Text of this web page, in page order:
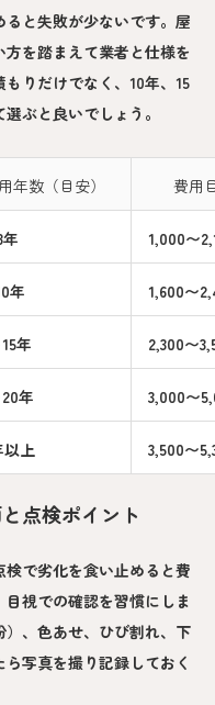
と失敗が少ないです。屋
を踏まえて業者と仕様を
りだけでなく、10年、15
ぶと良いでしょう。
年数（目安） 費用
1,000〜
年 1,600〜
年 2,300〜
年 3,000〜
以上 3,500〜
点検ポイント
で劣化を食い止めると費
視での確認を習慣にしま
）、色あせ、ひび割れ、下
写真を撮り記録しておく